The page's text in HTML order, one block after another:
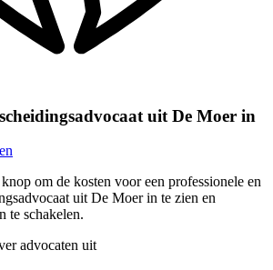
uit De Moer in
om de kosten voor een professionele en
uit De Moer in te zien en
te schakelen.
advocaten uit